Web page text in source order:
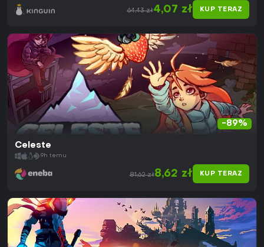
64,43 zł4,07 zł KUP TERAZ
-89%
Celeste
9h temu
81,62 zł8,62 zł KUP TERAZ